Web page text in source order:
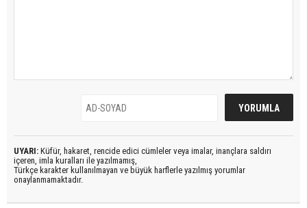
UYARI: Küfür, hakaret, rencide edici cümleler veya imalar, inançlara saldırı
içeren, imla kuralları ile yazılmamış,
Türkçe karakter kullanılmayan ve büyük harflerle yazılmış yorumlar
onaylanmamaktadır.